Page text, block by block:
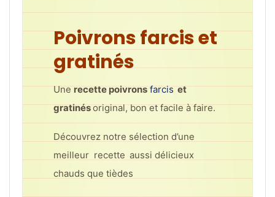
Poivrons farcis et
gratinés
Une recette poivrons farcis et
gratinésoriginal, bon et facile à faire.
Découvrez notre sélection d’une
meilleur recette aussi délicieux
chauds que tièdes